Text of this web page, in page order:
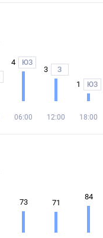
4 ЮЗ
06:00
3 З
12:00
1 ЮЗ
18:00
73 71
84